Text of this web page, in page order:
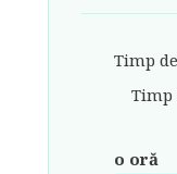
Timp
Timp
o oră